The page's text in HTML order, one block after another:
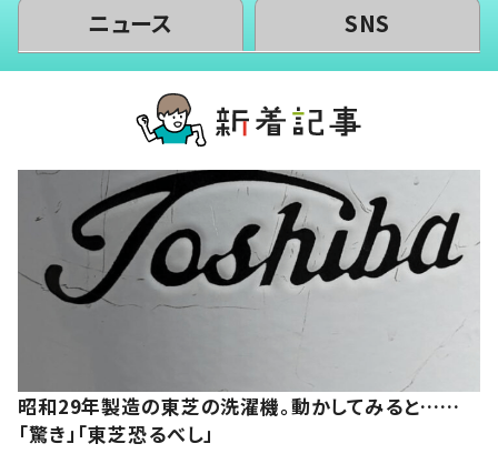
ニュース SNS
昭和29年製造の東芝の洗濯機。動かしてみると……
「驚き」「東芝恐るべし」